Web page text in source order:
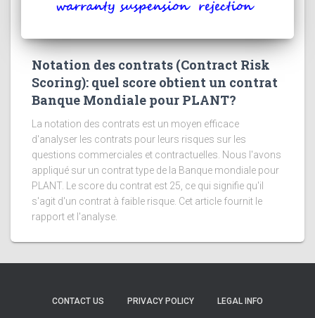
Notation des contrats (Contract Risk
Scoring): quel score obtient un contrat
Banque Mondiale pour PLANT?
La notation des contrats est un moyen efficace
d'analyser les contrats pour leurs risques sur les
questions commerciales et contractuelles. Nous l'avons
appliqué sur un contrat type de la Banque mondiale pour
PLANT. Le score du contrat est 25, ce qui signifie qu'il
s'agit d'un contrat à faible risque. Cet article fournit le
rapport et l'analyse.
CONTACT US PRIVACY POLICY LEGAL INFO